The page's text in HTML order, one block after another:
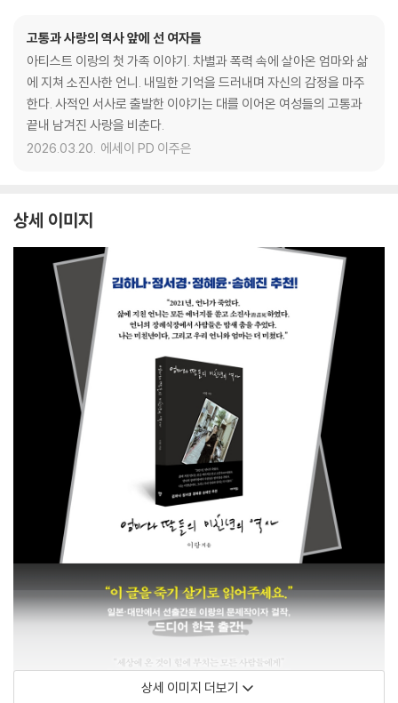
고통과 사랑의 역사 앞에 선 여자들
아티스트 이랑의 첫 가족 이야기. 차별과 폭력 속에 살아온 엄마와 삶
에 지쳐 소진사한 언니. 내밀한 기억을 드러내며 자신의 감정을 마주
한다. 사적인 서사로 출발한 이야기는 대를 이어온 여성들의 고통과
끝내 남겨진 사랑을 비춘다.
2026.03.20. 에세이 PD 이주은
상세 이미지
상세 이미지 더보기